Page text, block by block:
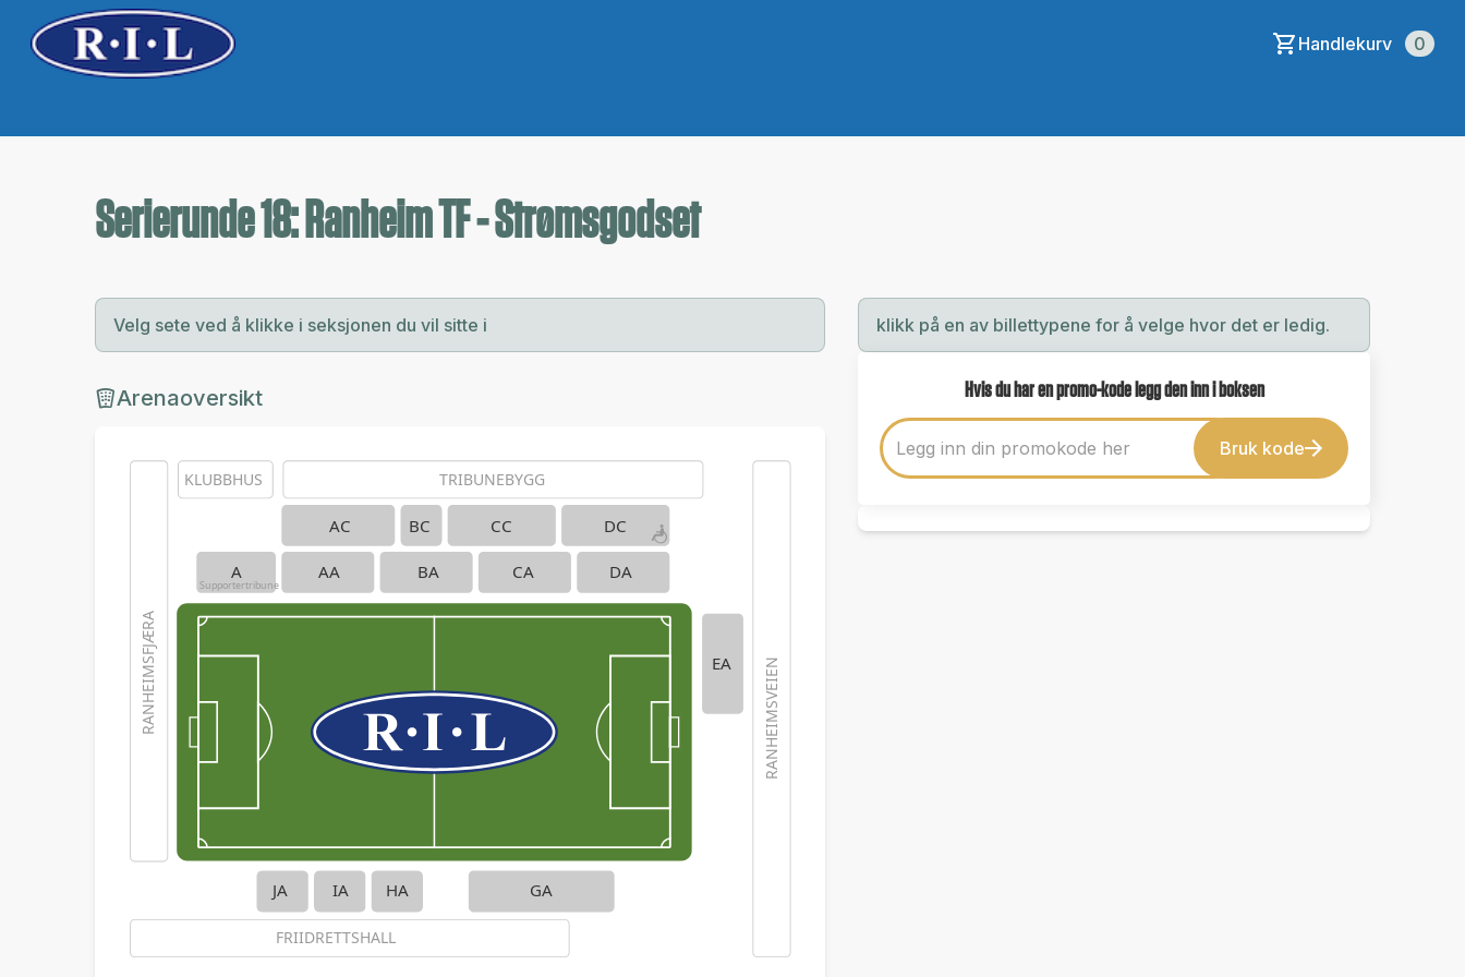
Handlekurv 0
Serierunde 18: Ranheim TF - Strømsgodset
Velg sete ved å klikke i seksjonen du vil sitte i
Arenaoversikt
IA HA GA
JA
AC BC CC DC
AA BA CA DA
EA
A
Supportertribune
KLUBBHUS
RANHEIMSFJÆRA RANHEIMSVEIEN
FRIIDRETTSHALL
TRIBUNEBYGG
klikk på en av billettypene for å velge hvor det er ledig.
Hvis du har en promo-kode legg den inn i boksen
Bruk kode